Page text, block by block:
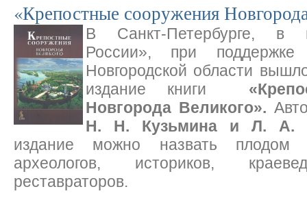
«Крепостные сооружения
В Санкт-Петербурге, в
России», при поддержке
Новгородской области
издание книги
Новгорода Великого».
Н. Н. Кузьмина и Л. А.
издание можно назвать плодом
археологов, историков,
реставраторов.